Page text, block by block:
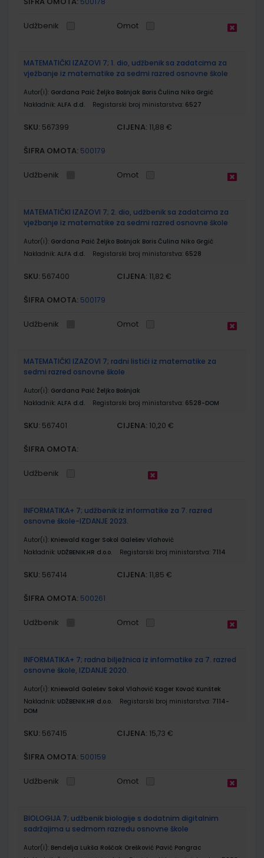
Udžbenik Omot
MATEMATIČKI IZAZOVI 7; 1. dio, udžbenik sa zadatcima za
vježbanje iz matematike za sedmi razred osnovne škole
Autor(i): Gordana Paić Željko Bošnjak Boris Čulina Niko Grgić
Nakladnik: ALFA d.d. Registarski broj ministarstva: 6527
SKU: 567399 CIJENA: 11,88 €
ŠIFRA OMOTA: 500179
Udžbenik Omot
MATEMATIČKI IZAZOVI 7; 2. dio, udžbenik sa zadatcima za
vježbanje iz matematike za sedmi razred osnovne škole
Autor(i): Gordana Paić Željko Bošnjak Boris Čulina Niko Grgić
Nakladnik: ALFA d.d. Registarski broj ministarstva: 6528
SKU: 567400 CIJENA: 11,82 €
ŠIFRA OMOTA: 500179
Udžbenik Omot
MATEMATIČKI IZAZOVI 7; radni listići iz matematike za
sedmi razred osnovne škole
Autor(i): Gordana Paić Željko Bošnjak
Nakladnik: ALFA d.d. Registarski broj ministarstva: 6528-DOM
SKU: 567401 CIJENA: 10,20 €
ŠIFRA OMOTA:
Udžbenik
INFORMATIKA+ 7; udžbenik iz informatike za 7. razred
osnovne škole-IZDANJE 2023.
Autor(i): Kniewald Kager Sokol Galešev Vlahović
Nakladnik: UDŽBENIK.HR d.o.o. Registarski broj ministarstva: 7114
SKU: 567414 CIJENA: 11,85 €
ŠIFRA OMOTA: 500261
Udžbenik Omot
INFORMATIKA+ 7; radna bilježnica iz informatike za 7. razred
osnovne škole, IZDANJE 2020.
Autor(i): Kniewald Galešev Sokol Vlahović Kager Kovač Kunštek
Nakladnik: UDŽBENIK.HR d.o.o. Registarski broj ministarstva: 7114-
DOM
SKU: 567415 CIJENA: 15,73 €
ŠIFRA OMOTA: 500159
Udžbenik Omot
BIOLOGIJA 7; udžbenik biologije s dodatnim digitalnim
sadržajima u sedmom razredu osnovne škole
Autor(i): Bendelja Lukša Roščak Orešković Pavić Pongrac